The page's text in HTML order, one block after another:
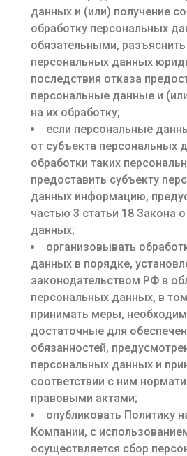
данных и (или) получение
обработку персональных
обязательными,
персональных данных
последствия отказа
персональные данные и
на их обработку;
если персональные
от субъекта персональных
обработки таких
предоставить субъекту
данных информацию,
частью 3 статьи 18 Закона
данных;
организовывать
данных в порядке,
законодательством РФ в
персональных данных, в
принимать меры,
достаточные для
обязанностей,
персональных данных и
соответствии с ним
правовыми актами;
опубликовать Политику
Компании, с
осуществляется сбор